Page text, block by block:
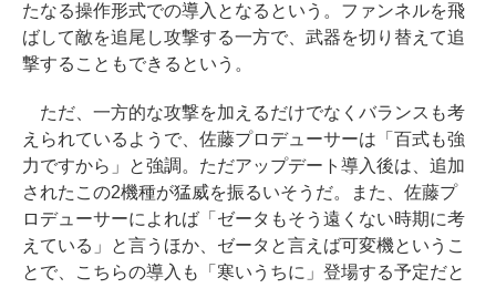
たなる操作形式での導入となるという。ファンネルを飛
ばして敵を追尾し攻撃する一方で、武器を切り替えて追
撃することもできるという。
ただ、一方的な攻撃を加えるだけでなくバランスも考
えられているようで、佐藤プロデューサーは「百式も強
力ですから」と強調。ただアップデート導入後は、追加
されたこの2機種が猛威を振るいそうだ。また、佐藤プ
ロデューサーによれば「ゼータもそう遠くない時期に考
えている」と言うほか、ゼータと言えば可変機というこ
とで、こちらの導入も「寒いうちに」登場する予定だと